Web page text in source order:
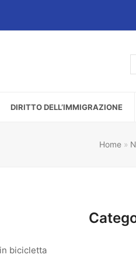
DIRITTO DELL’IMMIGRAZIONE
Home »
bicicletta